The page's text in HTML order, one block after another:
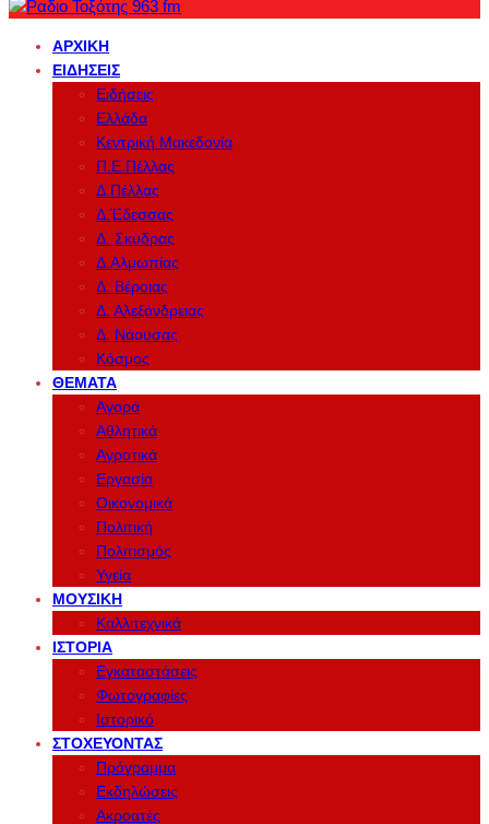
ΑΡΧΙΚΉ
ΕΙΔΉΣΕΙΣ
Ειδήσεις
Ελλάδα
Κεντρική Μακεδονία
Π.Ε.Πέλλας
Δ.Πέλλας
Δ.Έδεσσας
Δ. Σκύδρας
Δ.Αλμωπίας
Δ. Βέροιας
Δ. Αλεξάνδρειας
Δ. Νάουσας
Κόσμος
ΘΈΜΑΤΑ
Αγορά
Αθλητικά
Αγροτικά
Εργασία
Οικονομικά
Πολιτική
Πολιτισμός
Υγεία
ΜΟΥΣΙΚΉ
Καλλιτεχνικά
ΙΣΤΟΡΊΑ
Εγκαταστάσεις
Φωτογραφίες
Ιστορικό
ΣΤΟΧΕΎΟΝΤΑΣ
Πρόγραμμα
Εκδηλώσεις
Ακροατές